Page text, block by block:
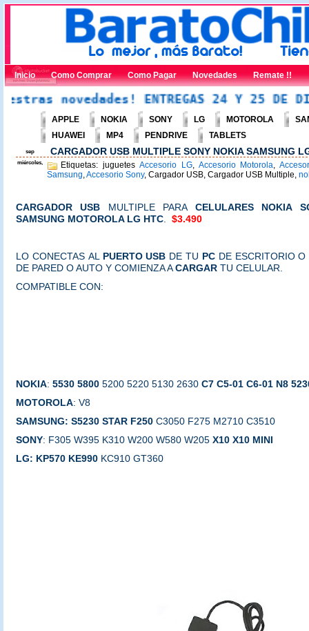
Inicio Como Comprar Como Pagar Novedades Remate !!
ENTREGAS 24 Y 25 DE
APPLE NOKIA SONY LG MOTOROLA
HUAWEI
MP4 PENDRIVE TABLETS
sep
miércoles,
CARGADOR USB MULTIPLE SONY NOKIA SAMSUNG
Etiquetas: juguetes Accesorio LG, Accesorio Motorola,
Samsung,Accesorio Sony, Cargador USB, Cargador USB Multiple,
CARGADOR USB MULTIPLE PARA CELULARES
NOKIA
SAMSUNG MOTOROLA LG HTC. $3.490
LO CONECTAS AL PUERTO USB DE TU PCDE ESCRITORIO O
DE PARED O AUTO Y COMIENZA ACARGAR TU CELULAR.
COMPATIBLE CON:
NOKIA: 5530 5800 5200 5220 5130 2630 C7 C5-01 C6-01 N8
MOTOROLA: V8
SAMSUNG: S5230 STAR F250 C3050 F275 M2710 C3510
SONY: F305 W395 K310 W200 W580 W205 X10 X10 MINI
LG: KP570 KE990 KC910 GT360